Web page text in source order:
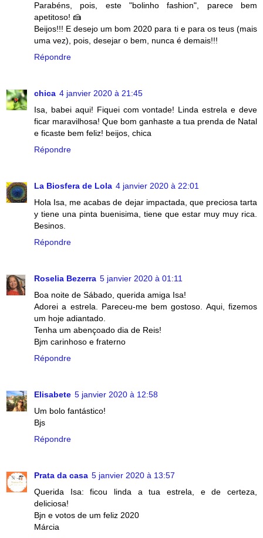
Parabéns, pois, este "bolinho fashion", parece bem
apetitoso! 🍰
Beijos!!! E desejo um bom 2020 para ti e para os teus (mais
uma vez), pois, desejar o bem, nunca é demais!!!
Répondre
chica 4 janvier 2020 à 21:45
Isa, babei aqui! Fiquei com vontade! Linda estrela e deve
ficar maravilhosa! Que bom ganhaste a tua prenda de Natal
e ficaste bem feliz! beijos, chica
Répondre
La Biosfera de Lola 4 janvier 2020 à 22:01
Hola Isa, me acabas de dejar impactada, que preciosa tarta
y tiene una pinta buenisima, tiene que estar muy muy rica.
Besinos.
Répondre
Roselia Bezerra 5 janvier 2020 à 01:11
Boa noite de Sábado, querida amiga Isa!
Adorei a estrela. Pareceu-me bem gostoso. Aqui, fizemos
um hoje adiantado.
Tenha um abençoado dia de Reis!
Bjm carinhoso e fraterno
Répondre
Elisabete 5 janvier 2020 à 12:58
Um bolo fantástico!
Bjs
Répondre
Prata da casa 5 janvier 2020 à 13:57
Querida Isa: ficou linda a tua estrela, e de certeza,
deliciosa!
Bjn e votos de um feliz 2020
Márcia